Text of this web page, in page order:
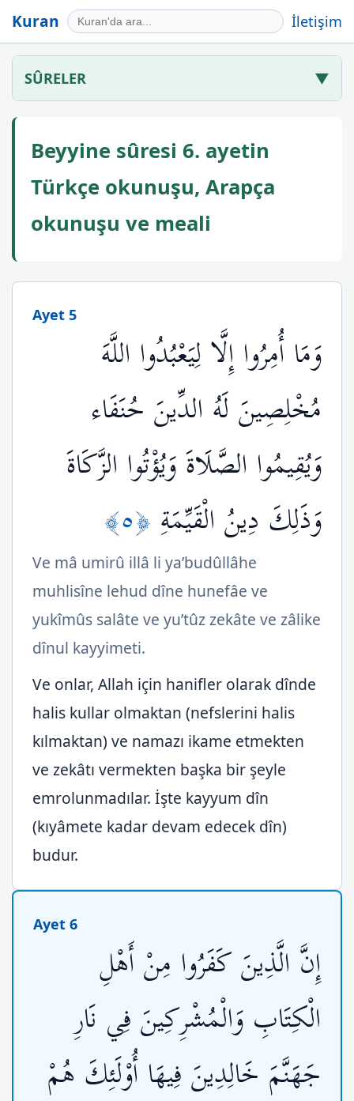
Kuran İletişim
SÛRELER ▼
Beyyine sûresi 6. ayetin
Türkçe okunuşu, Arapça
okunuşu ve meali
Ayet 5
وَمَا أُمِرُوا إِلَّا لِيَعْبُدُوا اللَّهَ
مُخْلِصِينَ لَهُ الدِّينَ حُنَفَاء
وَيُقِيمُوا الصَّلَاةَ وَيُؤْتُوا الزَّكَاةَ
وَذَلِكَ دِينُ الْقَيِّمَةِ ﴿٥﴾
Ve mâ umirû illâ li ya’budûllâhe
muhlisîne lehud dîne hunefâe ve
yukîmûs salâte ve yu’tûz zekâte ve zâlike
dînul kayyimeti.
Ve onlar, Allah için hanifler olarak dînde
halis kullar olmaktan (nefslerini halis
kılmaktan) ve namazı ikame etmekten
ve zekâtı vermekten başka bir şeyle
emrolunmadılar. İşte kayyum dîn
(kıyâmete kadar devam edecek dîn)
budur.
Ayet 6
إِنَّ الَّذِينَ كَفَرُوا مِنْ أَهْلِ
الْكِتَابِ وَالْمُشْرِكِينَ فِي نَارِ
جَهَنَّمَ خَالِدِينَ فِيهَا أُوْلَئِكَ هُمْ